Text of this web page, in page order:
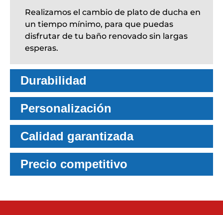
Realizamos el cambio de plato de ducha en
un tiempo mínimo, para que puedas
disfrutar de tu baño renovado sin largas
esperas.
Durabilidad
Personalización
Calidad garantizada
Precio competitivo